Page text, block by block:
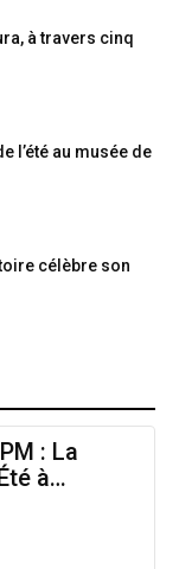
à travers cinq
l’été au musée de
célèbre son
: La
à